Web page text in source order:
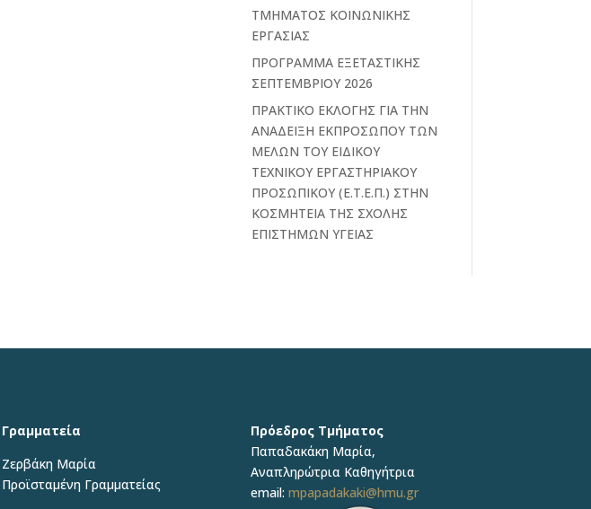
ΤΜΗΜΑΤΟΣ ΚΟΙΝΩΝΙΚΗΣ
ΕΡΓΑΣΙΑΣ
ΠΡΟΓΡΑΜΜΑ ΕΞΕΤΑΣΤΙΚΗΣ
ΣΕΠΤΕΜΒΡΙΟΥ 2026
ΠΡΑΚΤΙΚΟ ΕΚΛΟΓΗΣ ΓΙΑ ΤΗΝ
ΑΝΑΔΕΙΞΗ ΕΚΠΡΟΣΩΠΟΥ ΤΩΝ
ΜΕΛΩΝ ΤΟΥ ΕΙΔΙΚΟΥ
ΤΕΧΝΙΚΟΥ ΕΡΓΑΣΤΗΡΙΑΚΟΥ
ΠΡΟΣΩΠΙΚΟΥ (Ε.Τ.Ε.Π.) ΣΤΗΝ
ΚΟΣΜΗΤΕΙΑ ΤΗΣ ΣΧΟΛΗΣ
ΕΠΙΣΤΗΜΩΝ ΥΓΕΙΑΣ
Γραμματεία
Ζερβάκη Μαρία
Προϊσταμένη Γραμματείας
Πρόεδρος Τμήματος
Παπαδακάκη Μαρία,
Αναπληρώτρια Καθηγήτρια
email: mpapadakaki@hmu.gr